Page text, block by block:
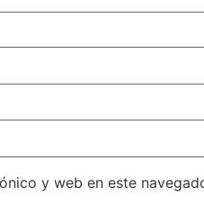
y web en este